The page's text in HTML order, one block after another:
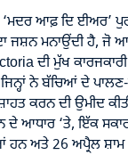
ਆਫ਼ ਦਿ ਈਅਰ’
ਜਸ਼ਨ ਮਨਾਉਂਦੀ ਹੈ, ਜੋ
ਦੀ ਮੁੱਖ
ਨੇ ਬੱਚਿਆਂ ਦੇ
ਕਰਨ ਦੀ ਉਮੀਦ
ਦੇ ਆਧਾਰ ‘ਤੇ, ਇੱਕ
ਹਨ ਅਤੇ 26 ਅਪ੍ਰੈਲ